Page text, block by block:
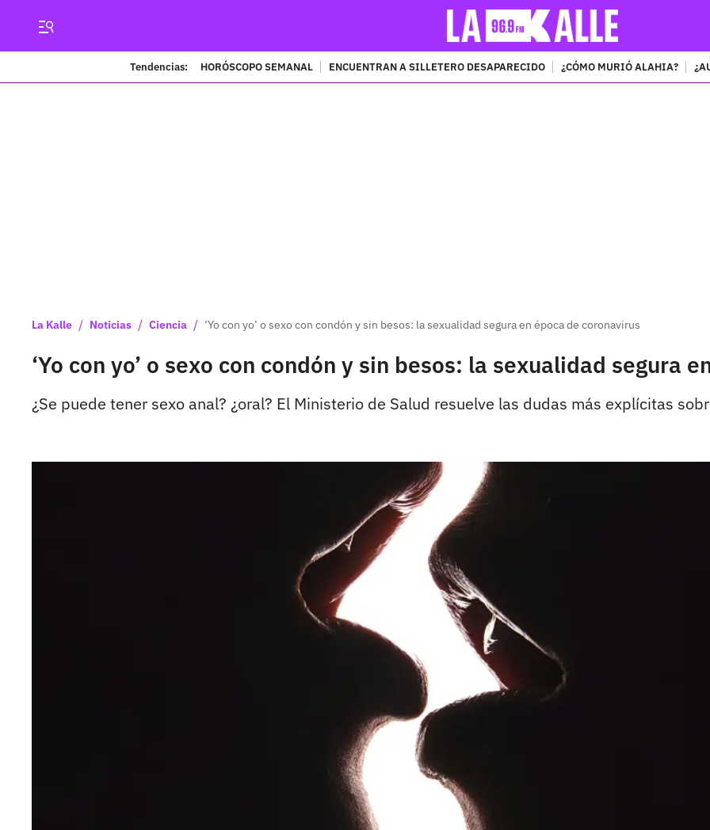
Tendencias: HORÓSCOPO SEMANAL ENCUENTRAN A SILLETERO DESAPARECIDO ¿CÓMO MURIÓ ALAHIA?
La Kalle / Noticias / Ciencia / ‘Yo con yo’ o sexo con condón y sin besos: la sexualidad segura en época de coronavirus
‘Yo con yo’ o sexo con condón y sin besos: la sexualidad segura
¿Se puede tener sexo anal? ¿oral? El Ministerio de Salud resuelve las dudas más explícitas